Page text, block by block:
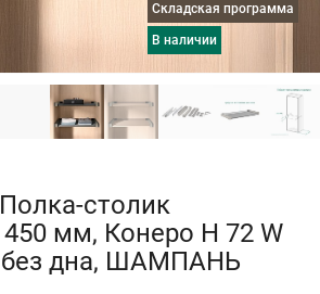
Складская программа
в наличии
столик
мм, Конеро H 72 W
без дна, ШАМПАНЬ